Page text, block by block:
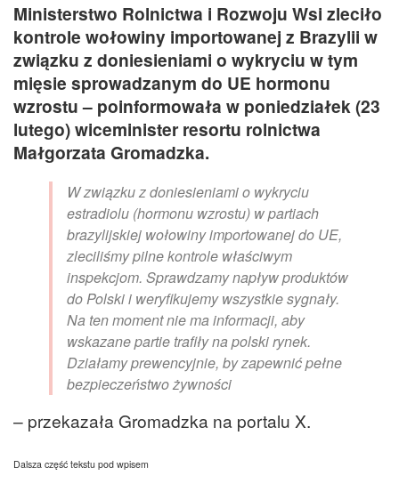
Ministerstwo Rolnictwa i Rozwoju Wsi zleciło
kontrole wołowiny importowanej z Brazylii w
związku z doniesieniami o wykryciu w tym
mięsie sprowadzanym do UE hormonu
wzrostu – poinformowała w poniedziałek (23
lutego) wiceminister resortu rolnictwa
Małgorzata Gromadzka.
W związku z doniesieniami o wykryciu
estradiolu (hormonu wzrostu) w partiach
brazylijskiej wołowiny importowanej do UE,
zleciliśmy pilne kontrole właściwym
inspekcjom. Sprawdzamy napływ produktów
do Polski i weryfikujemy wszystkie sygnały.
Na ten moment nie ma informacji, aby
wskazane partie trafiły na polski rynek.
Działamy prewencyjnie, by zapewnić pełne
bezpieczeństwo żywności
– przekazała Gromadzka na portalu X.
Dalsza część tekstu pod wpisem